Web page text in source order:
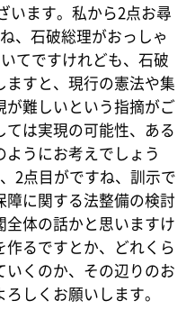
います。私から2点お尋
、石破総理がおっしゃ
てですけれども、石破
すと、現行の憲法や集
難しいという指摘がご
は実現の可能性、ある
うにお考えでしょう
2点目がですね、訓示で
に関する法整備の検討
体の話かと思いますけ
るですとか、どれくら
くのか、その辺りのお
しくお願いします。